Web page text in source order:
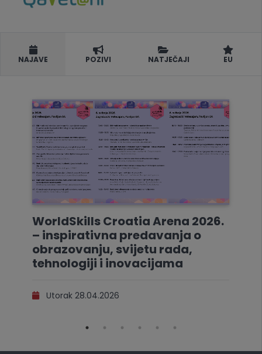
NAJAVE POZIVI NATJEČAJI EU
WorldSkills Croatia Arena 2026.
– inspirativna predavanja o
obrazovanju, svijetu rada,
tehnologiji i inovacijama
Utorak 28.04.2026